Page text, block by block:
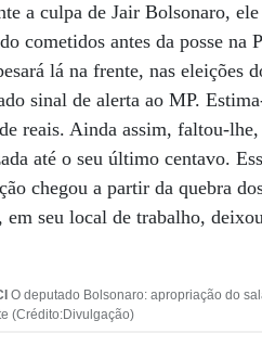
a culpa de Jair Bolsonaro,
cometidos antes da posse na
lá na frente, nas eleições
sinal de alerta ao MP.
reais. Ainda assim, faltou-
até o seu último centavo.
chegou a partir da quebra
em seu local de trabalho,
O deputado Bolsonaro: apropriação do
(Crédito:Divulgação)